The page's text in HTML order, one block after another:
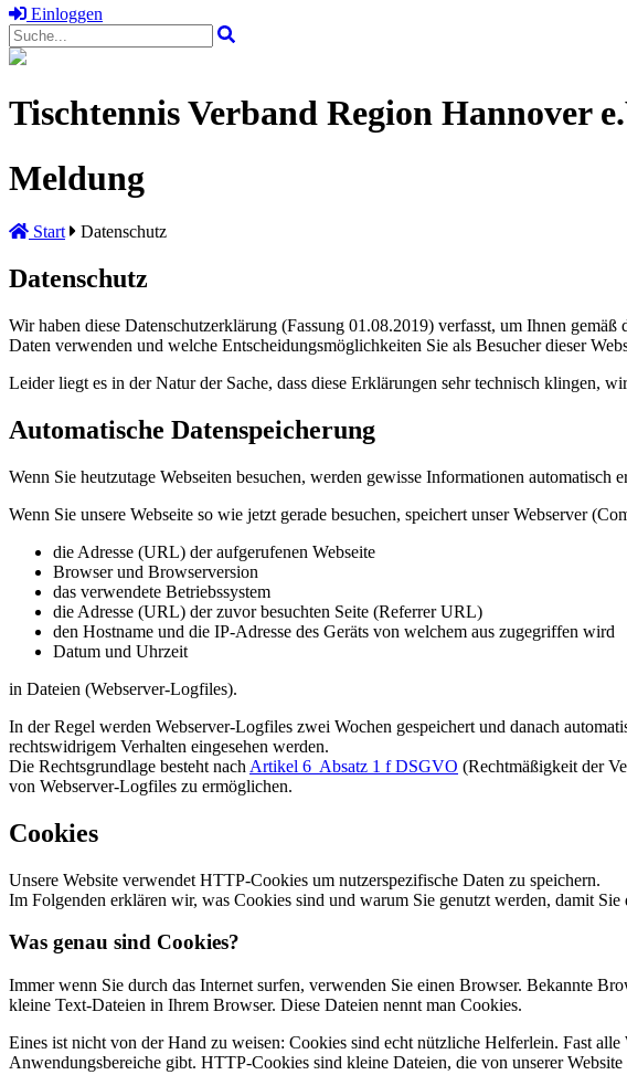
Einloggen
Tischtennis Verband Region Hannover
Meldung
Start Datenschutz
Datenschutz
Wir haben diese Datenschutzerklärung (Fassung 01.08.2019) verfasst, um Ihnen gemäß
Daten verwenden und welche Entscheidungsmöglichkeiten Sie als Besucher dieser
Leider liegt es in der Natur der Sache, dass diese Erklärungen sehr technisch klingen,
Automatische Datenspeicherung
Wenn Sie heutzutage Webseiten besuchen, werden gewisse Informationen automatisch
Wenn Sie unsere Webseite so wie jetzt gerade besuchen, speichert unser Webserver
die Adresse (URL) der aufgerufenen Webseite
Browser und Browserversion
das verwendete Betriebssystem
die Adresse (URL) der zuvor besuchten Seite (Referrer URL)
den Hostname und die IP-Adresse des Geräts von welchem aus zugegriffen wird
Datum und Uhrzeit
in Dateien (Webserver-Logfiles).
In der Regel werden Webserver-Logfiles zwei Wochen gespeichert und danach
rechtswidrigem Verhalten eingesehen werden.
Die Rechtsgrundlage besteht nach Artikel 6 Absatz 1 f DSGVO (Rechtmäßigkeit der
von Webserver-Logfiles zu ermöglichen.
Cookies
Unsere Website verwendet HTTP-Cookies um nutzerspezifische Daten zu speichern.
Im Folgenden erklären wir, was Cookies sind und warum Sie genutzt werden, damit Sie
Was genau sind Cookies?
Immer wenn Sie durch das Internet surfen, verwenden Sie einen Browser. Bekannte
kleine Text-Dateien in Ihrem Browser. Diese Dateien nennt man Cookies.
Eines ist nicht von der Hand zu weisen: Cookies sind echt nützliche Helferlein. Fast
Anwendungsbereiche gibt. HTTP-Cookies sind kleine Dateien, die von unserer